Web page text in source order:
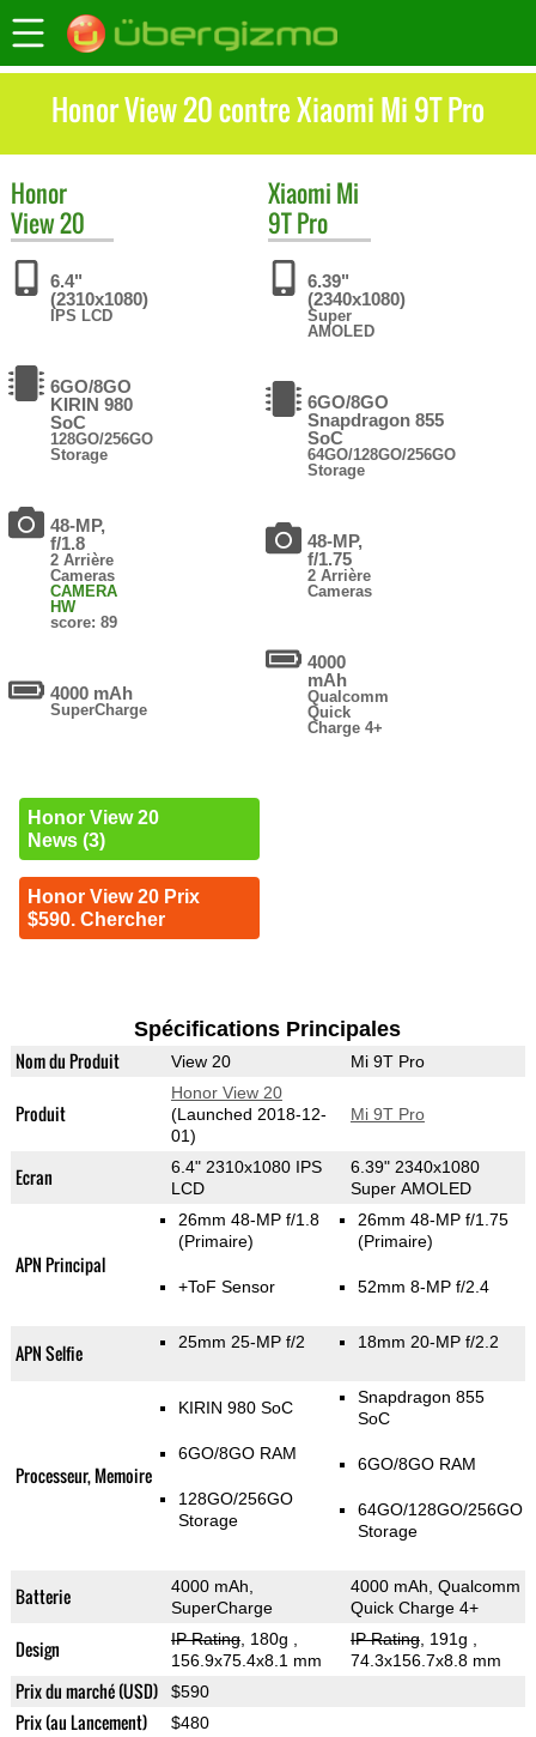
Honor View 20 contre Xiaomi Mi 9T Pro
Honor
View 20
6.4"
(2310x1080)
IPS LCD
6GO/8GO
KIRIN 980
SoC
128GO/256GO
Storage
48-MP,
f/1.8
2 Arrière
Cameras
CAMERA
HW
score: 89
4000 mAh
SuperCharge
Honor View 20
News (3)
Honor View 20 Prix
$590. Chercher
Xiaomi Mi
9T Pro
6.39"
(2340x1080)
Super
AMOLED
6GO/8GO
Snapdragon 855
SoC
64GO/128GO/256GO
Storage
48-MP,
f/1.75
2 Arrière
Cameras
4000
mAh
Qualcomm
Quick
Charge 4+
Spécifications Principales
Nom du Produit View 20 Mi 9T Pro
Produit
Honor View 20
(Launched 2018-12-
01)
Mi 9T Pro
Ecran
6.4" 2310x1080 IPS
LCD
6.39" 2340x1080
Super AMOLED
APN Principal
26mm 48-MP f/1.8
(Primaire)
+ToF Sensor
26mm 48-MP f/1.75
(Primaire)
52mm 8-MP f/2.4
APN Selfie 25mm 25-MP f/2 18mm 20-MP f/2.2
Processeur, Memoire
KIRIN 980 SoC
6GO/8GO RAM
128GO/256GO
Storage
Snapdragon 855
SoC
6GO/8GO RAM
64GO/128GO/256GO
Storage
Batterie
4000 mAh,
SuperCharge
4000 mAh, Qualcomm
Quick Charge 4+
Design IP Rating, 180g
156.9x75.4x8.1 mm
IP Rating, 191g
74.3x156.7x8.8 mm
Prix du marché (USD) $590
Prix (au Lancement) $480